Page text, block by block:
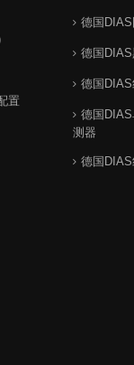
置
德国
德国
德国
德国
测器
德国